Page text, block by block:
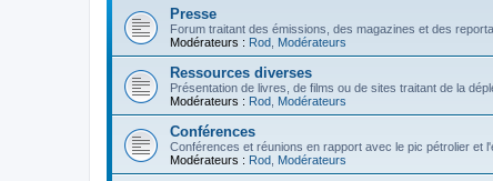
Presse
Forum traitant des émissions, des magazines et des
Modérateurs : Rod Modérateurs
Ressources diverses
Présentation de livres, de films ou de sites traitant de la
Modérateurs : Rod Modérateurs
Conférences
Conférences et réunions en rapport avec le pic pétrolier et
Modérateurs : Rod Modérateurs